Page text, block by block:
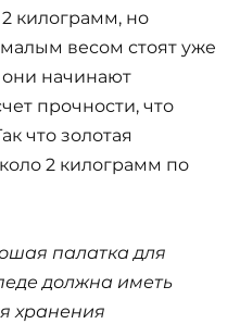
килограмм, но
весом стоят уже
начинают
прочности, что
что золотая
2 килограмм по
палатка для
должна иметь
хранения